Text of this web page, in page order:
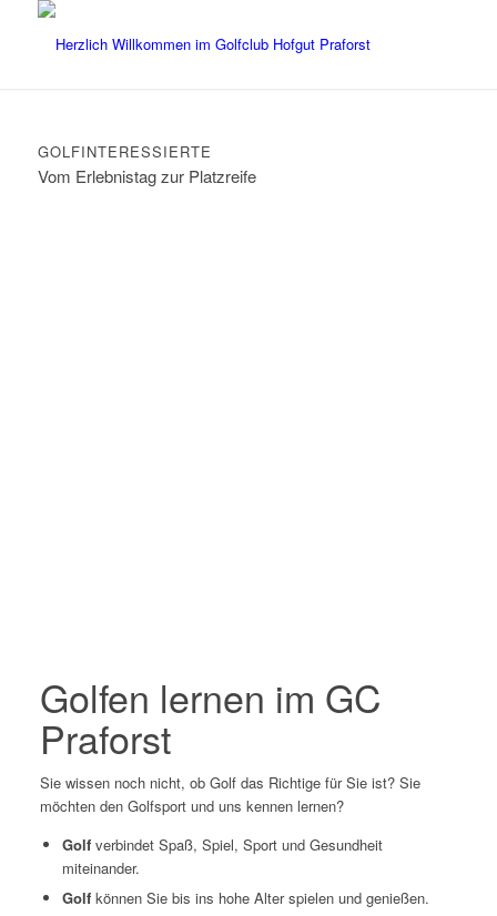
GOLFINTERESSIERTE
Vom Erlebnistag zur Platzreife
Golfen lernen im GC
Praforst
Sie wissen noch nicht, ob Golf das Richtige für Sie ist? Sie
möchten den Golfsport und uns kennen lernen?
Golfverbindet Spaß, Spiel, Sport und Gesundheit
miteinander.
Golf können Sie bis ins hohe Alter spielen und genießen.